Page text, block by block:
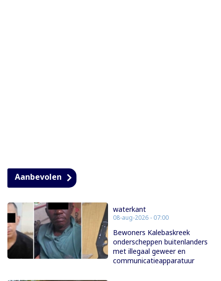
Aanbevolen
waterkant
08-aug-2026 - 07:00
Bewoners Kalebaskreek
onderscheppen buitenlanders
met illegaal geweer en
communicatieapparatuur